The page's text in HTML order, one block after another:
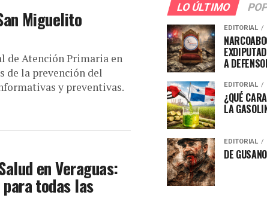
Miguelito
de Atención Primaria en
de la prevención del
y preventivas.
en Veraguas:
todas las
LO ÚLTIMO
EDITORIAL
A
EDITORIAL
¿QUÉ
LA
EDITORIAL
DE